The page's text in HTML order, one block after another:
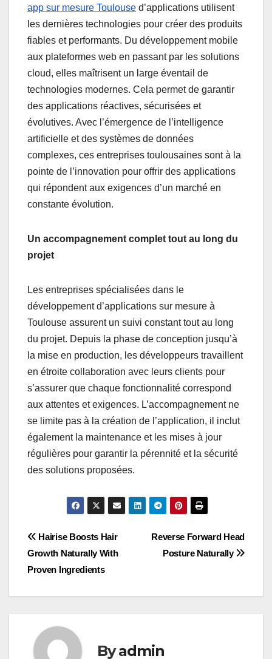
app sur mesure Toulouse d’applications utilisent
les dernières technologies pour créer des produits
fiables et performants. Du développement mobile
aux plateformes web en passant par les solutions
cloud, elles maîtrisent un large éventail de
technologies modernes. Cela permet de garantir
des applications réactives, sécurisées et
évolutives. Avec l’émergence de l’intelligence
artificielle et des systèmes de données
complexes, ces entreprises toulousaines sont à la
pointe de l’innovation pour offrir des applications
qui répondent aux exigences d’un marché en
constante évolution.
Un accompagnement complet tout au long du
projet
Les entreprises spécialisées dans le
développement d’applications sur mesure à
Toulouse assurent un suivi constant tout au long
du projet. Depuis la phase de conception jusqu’à
la mise en production, les développeurs travaillent
en étroite collaboration avec leurs clients pour
s’assurer que chaque fonctionnalité correspond
aux attentes et exigences. L’accompagnement ne
se limite pas à la création de l’application, il inclut
également la maintenance et les mises à jour
régulières pour garantir la pérennité et la sécurité
des solutions proposées.
Post
navigation
Reverse Forward Head
Posture Naturally
Hairise Boosts Hair
Growth Naturally With
Proven Ingredients
Byadmin